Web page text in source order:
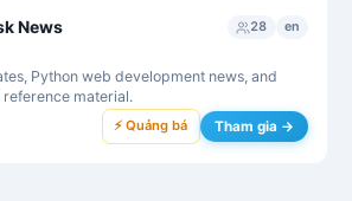
News 28 en
Python web development news, and
material.
⚡ Quảng bá Tham gia →